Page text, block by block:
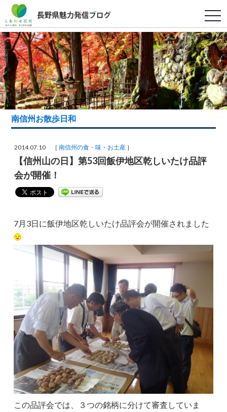
t
o
g
g
l
e
n
a
v
i
g
a
t
n
南信州お散歩日和
2014.07.10 ［南信州の食・味・お土産 ］
【信州山の日】第53回飯伊地区乾しいたけ品評
会が開催！
7月3日に飯伊地区乾しいたけ品評会が開催されました
この品評会では、３つの銘柄に分けて審査していま